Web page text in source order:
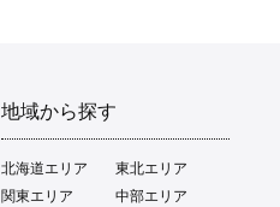
地域から探す
北海道エリア
東北エリア
関東エリア
中部エリア